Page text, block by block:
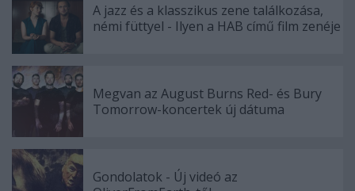
A jazz és a klasszikus zene találkozása,
némi füttyel - Ilyen a HAB című film zenéje
Megvan az August Burns Red- és Bury
Tomorrow-koncertek új dátuma
Gondolatok - Új videó az